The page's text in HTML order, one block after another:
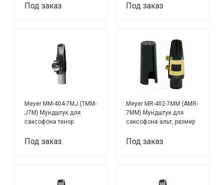
Под заказ Под заказ
Meyer MM-404-7MJ (TMM-
J7M) Мундштук для
саксофона тенор
Под заказ
Meyer MR-402-7MM (AMR-
7MM) Мундштук для
саксофона альт, размер
и колпачком
Под заказ